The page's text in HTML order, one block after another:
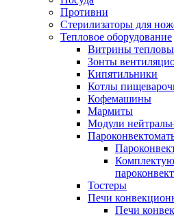
Противни
Стерилизаторы для
Тепловое оборудование
Витрины
Зонты
Кипятильники
Котлы
Кофемашины
Мармиты
Модули
Тостеры
Печи
Печи